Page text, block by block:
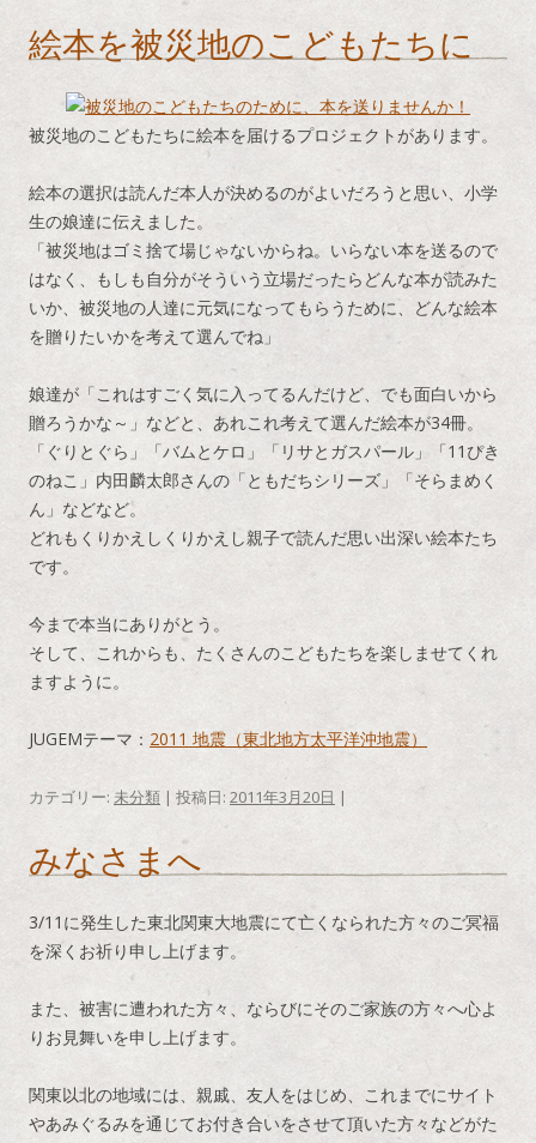
絵本を被災地のこどもたちに
被災地のこどもたちに絵本を届けるプロジェクトがあります。
絵本の選択は読んだ本人が決めるのがよいだろうと思い、小学
生の娘達に伝えました。
「被災地はゴミ捨て場じゃないからね。いらない本を送るので
はなく、もしも自分がそういう立場だったらどんな本が読みた
いか、被災地の人達に元気になってもらうために、どんな絵本
を贈りたいかを考えて選んでね」
娘達が「これはすごく気に入ってるんだけど、でも面白いから
贈ろうかな～」などと、あれこれ考えて選んだ絵本が34冊。
「ぐりとぐら」「バムとケロ」「リサとガスパール」「11ぴき
のねこ」内田麟太郎さんの「ともだちシリーズ」「そらまめく
ん」などなど。
どれもくりかえしくりかえし親子で読んだ思い出深い絵本たち
です。
今まで本当にありがとう。
そして、これからも、たくさんのこどもたちを楽しませてくれ
ますように。
JUGEMテーマ： 2011 地震（東北地方太平洋沖地震）
カテゴリー: 未分類 | 投稿日: 2011年3月20日 |
みなさまへ
3/11に発生した東北関東大地震にて亡くなられた方々のご冥福
を深くお祈り申し上げます。
また、被害に遭われた方々、ならびにそのご家族の方々へ心よ
りお見舞いを申し上げます。
関東以北の地域には、親戚、友人をはじめ、これまでにサイト
やあみぐるみを通じてお付き合いをさせて頂いた方々などがた